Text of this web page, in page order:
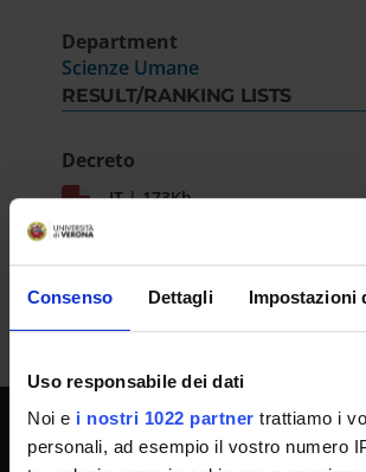
Consenso Dettagli Impostazioni
Uso responsabile dei dati
Noi e i nostri 1022 partner trattiamo i
personali, ad esempio il vostro numero
Department
Scienze Umane
RESULT/RANKING LISTS
Decreto
IT | 173Kb
UNIVERSITY SERVICES